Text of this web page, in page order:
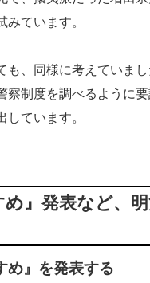
みています。
も、同様に考えていま
察制度を調べるように
しています。
め』発表など、
め』を発表する